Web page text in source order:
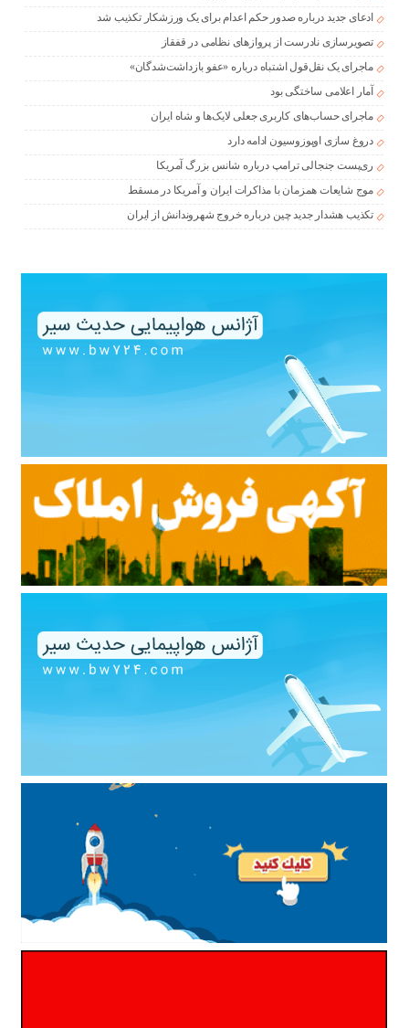
ادعای جدید درباره صدور حکم اعدام برای یک ورزشکار تکذیب شد
تصویرسازی نادرست از پروازهای نظامی در قفقاز
ماجرای یک نقل‌قول اشتباه درباره «عفو بازداشت‌شدگان»
آمار اعلامی ساختگی بود
ماجرای حساب‌های کاربری جعلی لایک‌ها و شاه ایران
دروغ سازی اوپوزوسیون ادامه دارد
ری‌پست جنجالی ترامپ درباره شانس بزرگ آمریکا
موج شایعات همزمان با مذاکرات ایران و آمریکا در مسقط
تکذیب هشدار جدید چین درباره خروج شهروندانش از ایران